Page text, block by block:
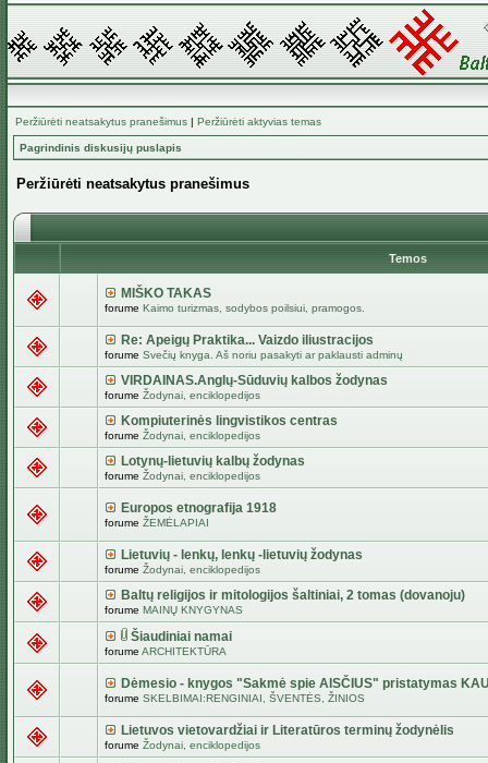
Peržiūrėti neatsakytus pranešimus | Peržiūrėti aktyvias temas
Pagrindinis diskusijų puslapis
Peržiūrėti neatsakytus pranešimus
Temos
MIŠKO TAKAS
forume Kaimo turizmas, sodybos poilsiui, pramogos.
Re: Apeigų Praktika... Vaizdo iliustracijos
forume Svečių knyga. Aš noriu pasakyti ar paklausti adminų
VIRDAINAS.Anglų-Sūduvių kalbos žodynas
forume Žodynai, enciklopedijos
Kompiuterinės lingvistikos centras
forume Žodynai, enciklopedijos
Lotynų-lietuvių kalbų žodynas
forume Žodynai, enciklopedijos
Europos etnografija 1918
forume ŽEMĖLAPIAI
Lietuvių - lenkų, lenkų -lietuvių žodynas
forume Žodynai, enciklopedijos
Baltų religijos ir mitologijos šaltiniai, 2 tomas (dovanoju)
forume MAINŲ KNYGYNAS
Šiaudiniai namai
forume ARCHITEKTŪRA
Dėmesio - knygos "Sakmė spie AISČIUS" pristatymas
forume SKELBIMAI:RENGINIAI, ŠVENTĖS, ŽINIOS
Lietuvos vietovardžiai ir Literatūros terminų žodynėlis
forume Žodynai, enciklopedijos